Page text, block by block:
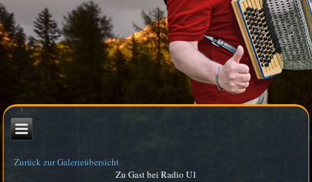
Zurück zur Galerieübersicht
Zu Gast bei Radio U1